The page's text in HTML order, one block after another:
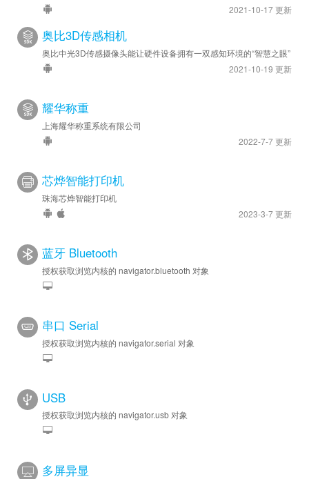
2021-10-17 更新
奥比3D传感相机
奥比中光3D传感摄像头能让硬件设备拥有一双感知环境的“智慧之眼”
2021-10-19 更新
耀华称重
上海耀华称重系统有限公司
2022-7-7 更新
芯烨智能打印机
珠海芯烨智能打印机
2023-3-7 更新
蓝牙 Bluetooth
授权获取浏览内核的 navigator.bluetooth 对象
串口 Serial
授权获取浏览内核的 navigator.serial 对象
USB
授权获取浏览内核的 navigator.usb 对象
多屏异显